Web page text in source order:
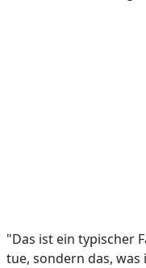
"Das ist ein typischer
tue, sondern das, was